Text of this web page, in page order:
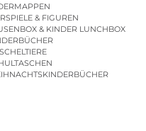
& FIGUREN
& KINDER LUNCHBOX